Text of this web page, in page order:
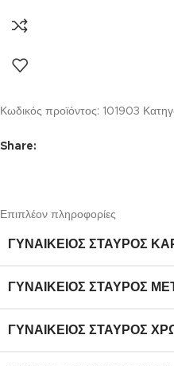
Κωδικός προϊόντος: 101903
Share:
Επιπλέον πληροφορίες
ΓΥΝΑΙΚΕΊΟΣ ΣΤΑΥΡΌΣ
ΓΥΝΑΙΚΕΊΟΣ ΣΤΑΥΡΌΣ
ΓΥΝΑΙΚΕΊΟΣ ΣΤΑΥΡΌΣ